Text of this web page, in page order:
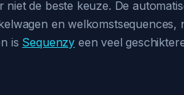
de beste keuze. De
en
is Sequenzy een veel